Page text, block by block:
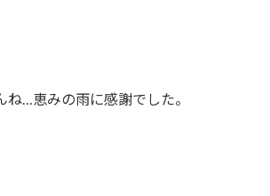
…恵みの雨に感謝でした。